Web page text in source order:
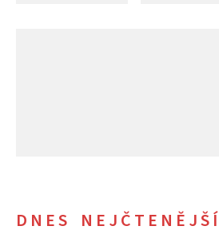
DNES NEJČTENĚJŠÍ